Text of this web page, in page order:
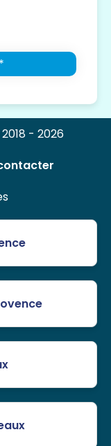
- 2026